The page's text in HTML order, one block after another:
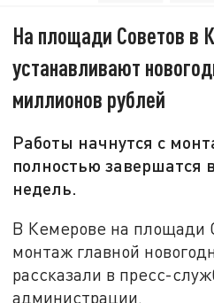
На площади Советов в
устанавливают
миллионов рублей
Работы начнутся с
полностью завершатся
недель.
В Кемерове на площади
монтаж главной
рассказали в пресс-
администрации.